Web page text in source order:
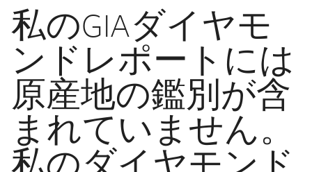
私のGIAダイヤモ
ンドレポートには
原産地の鑑別が含
まれていません。
私のダイヤモンド